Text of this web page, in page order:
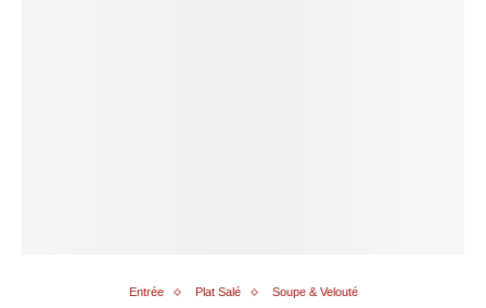
Entrée Plat Salé Soupe & Velouté